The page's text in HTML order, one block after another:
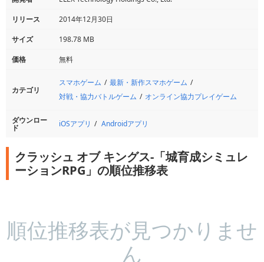
リリース
2014年12月30日
サイズ
198.78 MB
価格
無料
カテゴリ
スマホゲーム
最新・新作スマホゲーム
対戦・協力バトルゲーム
オンライン協力プレイゲーム
ダウンロー
ド iOSアプリ Androidアプリ
クラッシュ オブ キングス-「城育成シミュレ
ーションRPG」の順位推移表
順位推移表が見つかりませ
ん